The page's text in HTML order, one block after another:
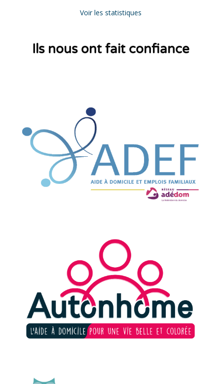
Voir les statistiques
Passer [Cocoon] Partners
Ils nous ont fait confiance